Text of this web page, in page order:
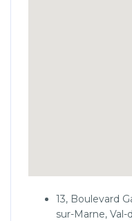
13, Boulevard
sur-Marne,